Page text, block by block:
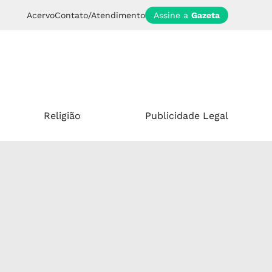
AcervoContato/Atendimento Assine a Gazeta
Religião Publicidade Legal